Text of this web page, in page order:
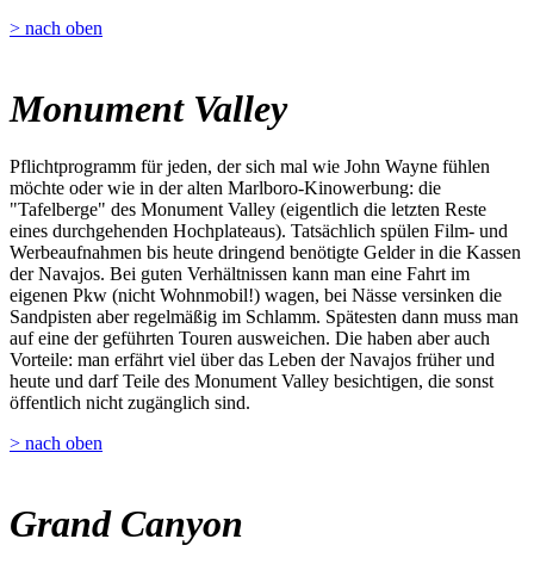
> nach oben
Monument Valley
Pflichtprogramm für jeden, der sich mal wie John Wayne fühlen
möchte oder wie in der alten Marlboro-Kinowerbung: die
"Tafelberge" des Monument Valley (eigentlich die letzten Reste
eines durchgehenden Hochplateaus). Tatsächlich spülen Film- und
Werbeaufnahmen bis heute dringend benötigte Gelder in die Kassen
der Navajos. Bei guten Verhältnissen kann man eine Fahrt im
eigenen Pkw (nicht Wohnmobil!) wagen, bei Nässe versinken die
Sandpisten aber regelmäßig im Schlamm. Spätesten dann muss man
auf eine der geführten Touren ausweichen. Die haben aber auch
Vorteile: man erfährt viel über das Leben der Navajos früher und
heute und darf Teile des Monument Valley besichtigen, die sonst
öffentlich nicht zugänglich sind.
> nach oben
Grand Canyon